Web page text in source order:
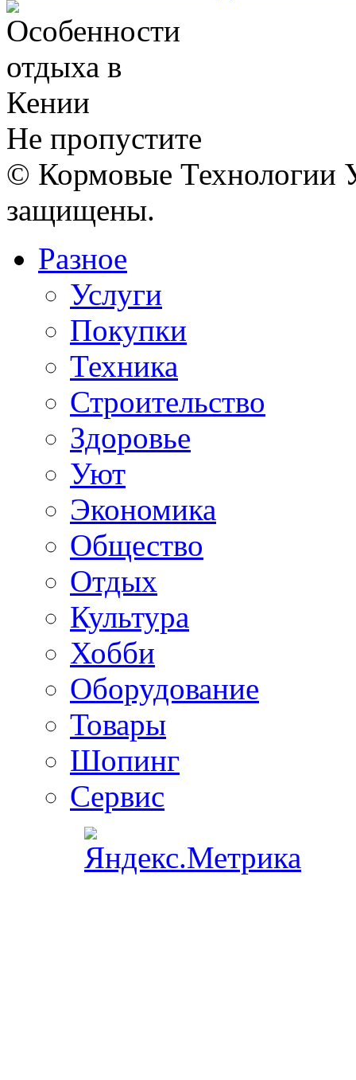
Не пропустите
© Кормовые Технологии
защищены.
Разное
Услуги
Покупки
Техника
Строительство
Здоровье
Уют
Экономика
Общество
Отдых
Культура
Хобби
Оборудование
Товары
Шопинг
Сервис